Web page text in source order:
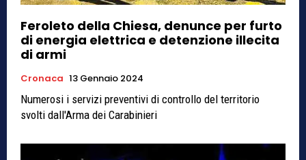
Feroleto della Chiesa, denunce per furto
di energia elettrica e detenzione illecita
di armi
Cronaca 13 Gennaio 2024
Numerosi i servizi preventivi di controllo del territorio
svolti dall'Arma dei Carabinieri